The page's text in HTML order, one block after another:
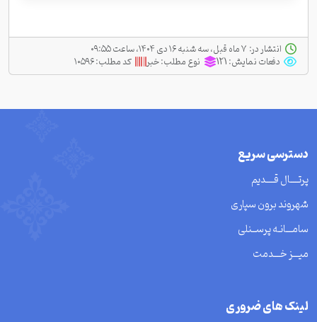
انتشار در:
دفعات نمایش:121 نوع مطلب:خبر کد مطلب:۱۰۵۹۶
دسترسی سریع
پرتــــال قــــدیم
شهروند برون سپاری
سامـــانـه پرســنلی
میـــز خـــدمت
لینک های ضروری